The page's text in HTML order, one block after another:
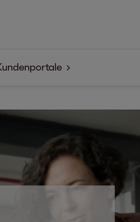
SECUREtransfer